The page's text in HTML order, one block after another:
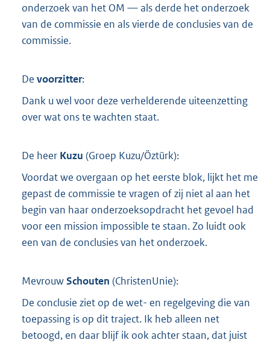
onderzoek van het OM — als derde het onderzoek
van de commissie en als vierde de conclusies van de
commissie.
De voorzitter:
Dank u wel voor deze verhelderende uiteenzetting
over wat ons te wachten staat.
De heer Kuzu (Groep Kuzu/Öztürk):
Voordat we overgaan op het eerste blok, lijkt het me
gepast de commissie te vragen of zij niet al aan het
begin van haar onderzoeksopdracht het gevoel had
voor een mission impossible te staan. Zo luidt ook
een van de conclusies van het onderzoek.
MevrouwSchouten (ChristenUnie):
De conclusie ziet op de wet- en regelgeving die van
toepassing is op dit traject. Ik heb alleen net
betoogd, en daar blijf ik ook achter staan, dat juist